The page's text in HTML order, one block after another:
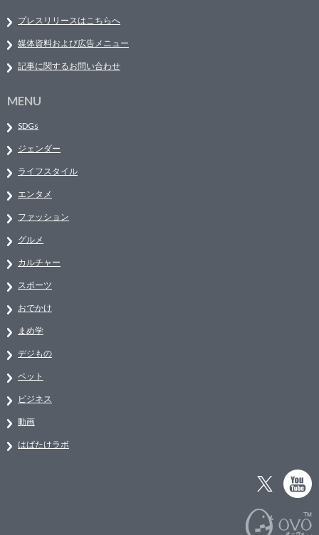
プレスリリースはこちらへ
媒体資料および広告メニュー
記事に関するお問い合わせ
MENU
SDGs
ジェンダー
ライフスタイル
エンタメ
ファッション
グルメ
カルチャー
スポーツ
おでかけ
まめ学
デジもの
ペット
ビジネス
動画
はばたけラボ